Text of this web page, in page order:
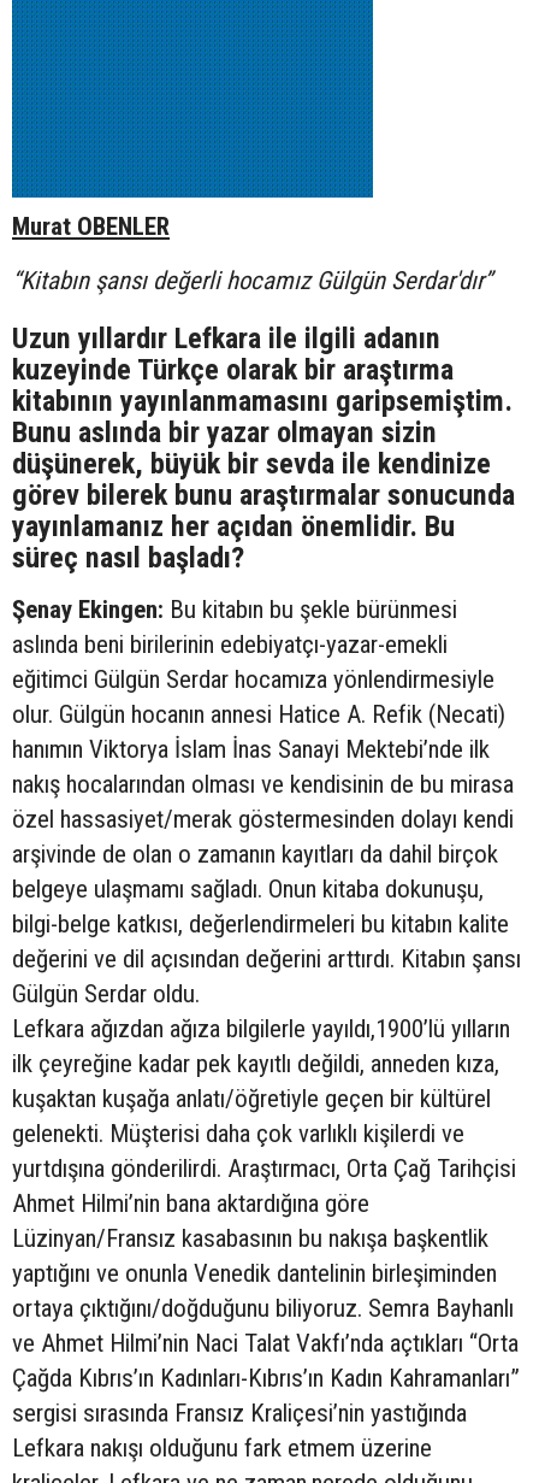
Murat OBENLER
“Kitabın şansı değerli hocamız Gülgün Serdar'dır”
Uzun yıllardır Lefkara ile ilgili adanın
kuzeyinde Türkçe olarak bir araştırma
kitabının yayınlanmamasını garipsemiştim.
Bunu aslında bir yazar olmayan sizin
düşünerek, büyük bir sevda ile kendinize
görev bilerek bunu araştırmalar sonucunda
yayınlamanız her açıdan önemlidir. Bu
süreç nasıl başladı?
Şenay Ekingen: Bu kitabın bu şekle bürünmesi
aslında beni birilerinin edebiyatçı-yazar-emekli
eğitimci Gülgün Serdar hocamıza yönlendirmesiyle
olur. Gülgün hocanın annesi Hatice A. Refik (Necati)
hanımın Viktorya İslam İnas Sanayi Mektebi’nde ilk
nakış hocalarından olması ve kendisinin de bu mirasa
özel hassasiyet/merak göstermesinden dolayı kendi
arşivinde de olan o zamanın kayıtları da dahil birçok
belgeye ulaşmamı sağladı. Onun kitaba dokunuşu,
bilgi-belge katkısı, değerlendirmeleri bu kitabın kalite
değerini ve dil açısından değerini arttırdı. Kitabın şansı
Gülgün Serdar oldu.
Lefkara ağızdan ağıza bilgilerle yayıldı,1900’lü yılların
ilk çeyreğine kadar pek kayıtlı değildi, anneden kıza,
kuşaktan kuşağa anlatı/öğretiyle geçen bir kültürel
gelenekti. Müşterisi daha çok varlıklı kişilerdi ve
yurtdışına gönderilirdi. Araştırmacı, Orta Çağ Tarihçisi
Ahmet Hilmi’nin bana aktardığına göre
Lüzinyan/Fransız kasabasının bu nakışa başkentlik
yaptığını ve onunla Venedik dantelinin birleşiminden
ortaya çıktığını/doğduğunu biliyoruz. Semra Bayhanlı
ve Ahmet Hilmi’nin Naci Talat Vakfı’nda açtıkları “Orta
Çağda Kıbrıs’ın Kadınları-Kıbrıs’ın Kadın Kahramanları”
sergisi sırasında Fransız Kraliçesi’nin yastığında
Lefkara nakışı olduğunu fark etmem üzerine